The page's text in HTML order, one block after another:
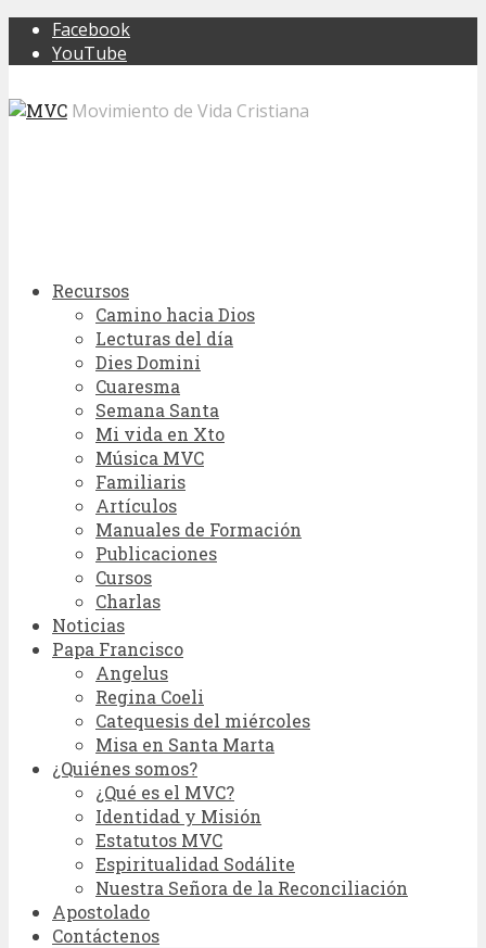
Facebook
YouTube
Movimiento de Vida Cristiana
Recursos
Camino hacia Dios
Lecturas del día
Dies Domini
Cuaresma
Semana Santa
Mi vida en Xto
Música MVC
Familiaris
Artículos
Manuales de Formación
Publicaciones
Cursos
Charlas
Noticias
Papa Francisco
Angelus
Regina Coeli
Catequesis del miércoles
Misa en Santa Marta
¿Quiénes somos?
¿Qué es el MVC?
Identidad y Misión
Estatutos MVC
Espiritualidad Sodálite
Nuestra Señora de la Reconciliación
Apostolado
Contáctenos